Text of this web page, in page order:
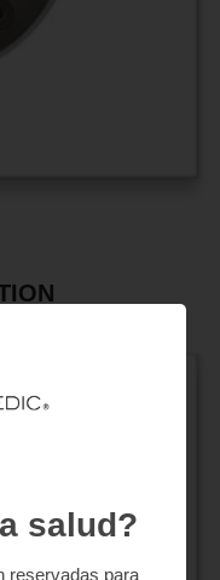
salud?
reservadas para